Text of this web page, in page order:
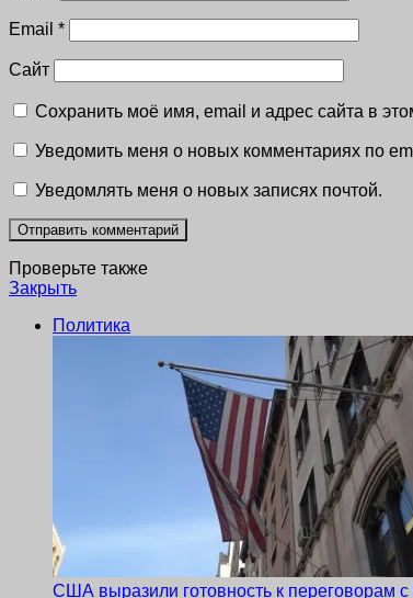
Email *
Сайт
Сохранить моё имя, email и адрес сайта в
Уведомить меня о новых комментариях по
Уведомлять меня о новых записях почтой.
Проверьте также
Закрыть
Политика
США выразили готовность к переговорам